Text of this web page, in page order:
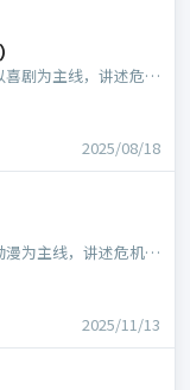
剧为主线，讲述危机
底，毕赣执导，汤
2025/08/18
为主线，讲述危机中
底，饶晓志执导，张
2025/11/13